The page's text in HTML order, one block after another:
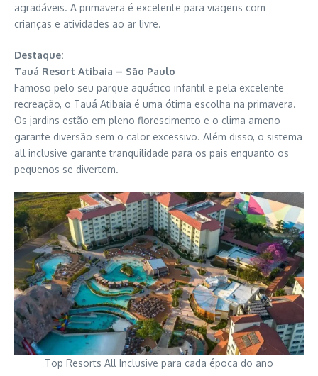
agradáveis. A primavera é excelente para viagens com
crianças e atividades ao ar livre.
Destaque:
Tauá Resort Atibaia – São Paulo
Famoso pelo seu parque aquático infantil e pela excelente
recreação, o Tauá Atibaia é uma ótima escolha na primavera.
Os jardins estão em pleno florescimento e o clima ameno
garante diversão sem o calor excessivo. Além disso, o sistema
all inclusive garante tranquilidade para os pais enquanto os
pequenos se divertem.
Top Resorts All Inclusive para cada época do ano